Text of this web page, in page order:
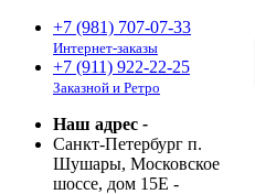
+7 (981) 707-07-33
Интернет-заказы
+7 (911) 922-22-25
Заказной и Ретро
Наш адрес -
Санкт-Петербург п.
Шушары, Московское
шоссе, дом 15Е -